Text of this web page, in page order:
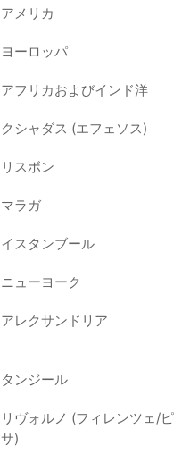
アメリカ
ヨーロッパ
アフリカおよびインド洋
クシャダス (エフェソス)
リスボン
マラガ
イスタンブール
ニューヨーク
アレクサンドリア
タンジール
リヴォルノ (フィレンツェ/ピ
サ)